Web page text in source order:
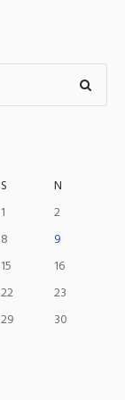
S
N
1
2
8
9
15
16
22
23
29
30